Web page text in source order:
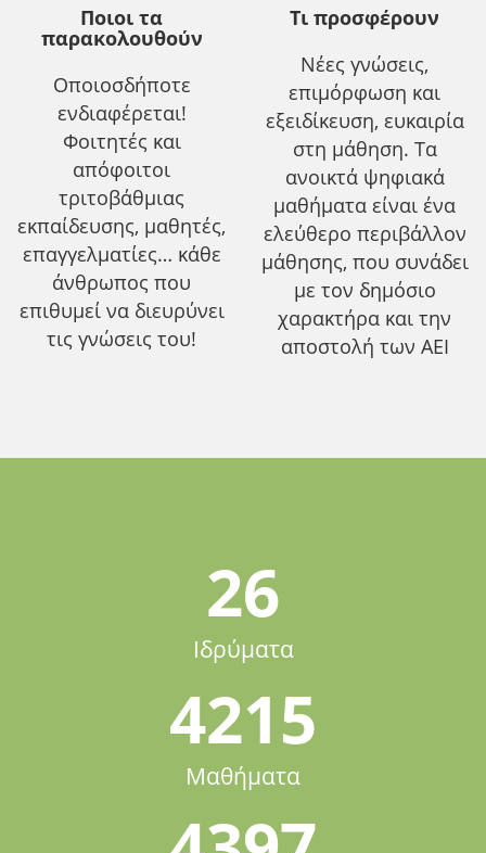
Ποιοι τα
παρακολουθούν
Οποιοσδήποτε
ενδιαφέρεται!
Φοιτητές και
απόφοιτοι
τριτοβάθμιας
εκπαίδευσης, μαθητές,
επαγγελματίες… κάθε
άνθρωπος που
επιθυμεί να διευρύνει
τις γνώσεις του!
Τι προσφέρουν
Νέες γνώσεις,
επιμόρφωση και
εξειδίκευση, ευκαιρία
στη μάθηση. Τα
ανοικτά ψηφιακά
μαθήματα είναι ένα
ελεύθερο περιβάλλον
μάθησης, που συνάδει
με τον δημόσιο
χαρακτήρα και την
αποστολή των ΑΕΙ
26
Ιδρύματα
4215
Μαθήματα